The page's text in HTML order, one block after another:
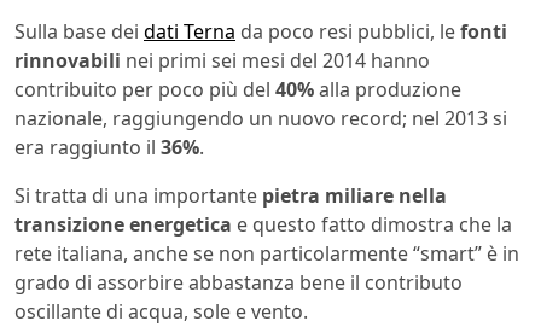
Sulla base dei dati Terna da poco resi pubblici, lefonti
rinnovabili nei primi sei mesi del 2014 hanno
contribuito per poco più del 40%alla produzione
nazionale, raggiungendo un nuovo record; nel 2013 si
era raggiunto il 36%.
Si tratta di una importante pietra miliare nella
transizione energetica e questo fatto dimostra che la
rete italiana, anche se non particolarmente “smart” è in
grado di assorbire abbastanza bene il contributo
oscillante di acqua, sole e vento.